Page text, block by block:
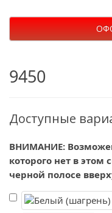
9450
Доступные
ВНИМАНИЕ:
которого нет в
черной полосе